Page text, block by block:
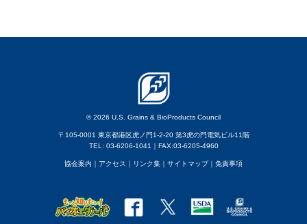
© 2026 U.S. Grains & BioProducts Council
〒105-0001 東京都港区虎ノ門1-2-20 第3虎の門電気ビル11階
TEL: 03-6206-1041｜FAX:03-6205-4960
協会案内 ｜アクセス ｜ リンク集 ｜ サイトマップ｜ 免責事項